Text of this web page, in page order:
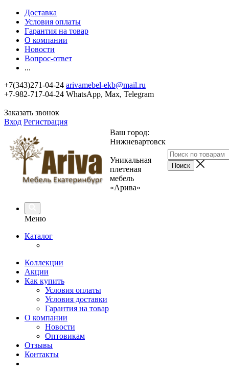
Доставка
Условия оплаты
Гарантия на товар
О компании
Новости
Вопрос-ответ
...
+7(343)271-04-24 arivamebel-ekb@mail.ru
+7-982-717-04-24 WhatsApp, Max, Telegram
Заказать звонок
Вход Регистрация
Ваш город:
Нижневартовск
Уникальная
плетеная
мебель
«Арива»
Меню
Каталог
Коллекции
Акции
Как купить
Условия оплаты
Условия доставки
Гарантия на товар
О компании
Новости
Оптовикам
Отзывы
Контакты